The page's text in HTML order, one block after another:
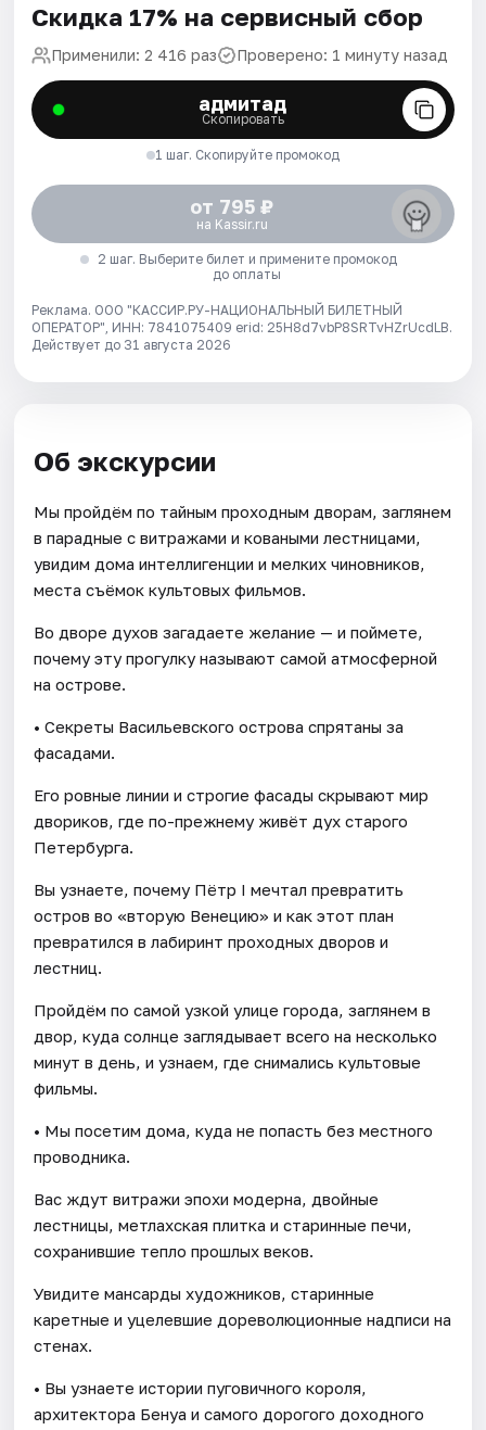
Скидка 17% на сервисный сбор
Применили: 2 416 раз Проверено: 1 минуту назад
адмитад
Скопировать
1 шаг. Скопируйте промокод
от 795 ₽
на Kassir.ru
2 шаг. Выберите билет и примените промокод
до оплаты
Реклама. ООО "КАССИР.РУ-НАЦИОНАЛЬНЫЙ БИЛЕТНЫЙ
ОПЕРАТОР", ИНН: 7841075409 erid: 25H8d7vbP8SRTvHZrUcdLB.
Действует до 31 августа 2026
Об экскурсии
Мы пройдём по тайным проходным дворам, заглянем
в парадные с витражами и коваными лестницами,
увидим дома интеллигенции и мелких чиновников,
места съёмок культовых фильмов.
Во дворе духов загадаете желание — и поймете,
почему эту прогулку называют самой атмосферной
на острове.
• Секреты Васильевского острова спрятаны за
фасадами.
Его ровные линии и строгие фасады скрывают мир
двориков, где по-прежнему живёт дух старого
Петербурга.
Вы узнаете, почему Пётр I мечтал превратить
остров во «вторую Венецию» и как этот план
превратился в лабиринт проходных дворов и
лестниц.
Пройдём по самой узкой улице города, заглянем в
двор, куда солнце заглядывает всего на несколько
минут в день, и узнаем, где снимались культовые
фильмы.
• Мы посетим дома, куда не попасть без местного
проводника.
Вас ждут витражи эпохи модерна, двойные
лестницы, метлахская плитка и старинные печи,
сохранившие тепло прошлых веков.
Увидите мансарды художников, старинные
каретные и уцелевшие дореволюционные надписи на
стенах.
• Вы узнаете истории пуговичного короля,
архитектора Бенуа и самого дорогого доходного